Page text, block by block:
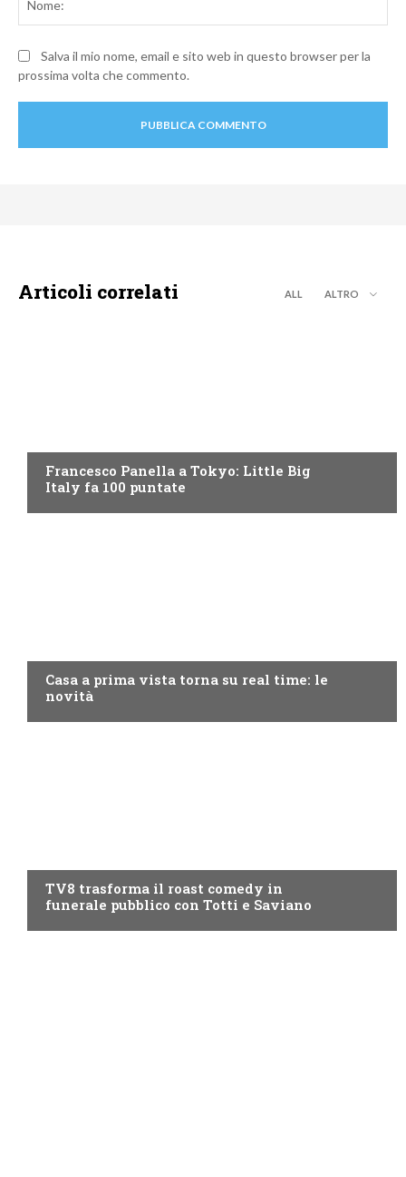
Salva il mio nome, email e sito web in questo browser per la
prossima volta che commento.
Articoli correlati ALL ALTRO
Francesco Panella a Tokyo: Little Big
Italy fa 100 puntate
Casa a prima vista torna su real time: le
novità
TV8 trasforma il roast comedy in
funerale pubblico con Totti e Saviano